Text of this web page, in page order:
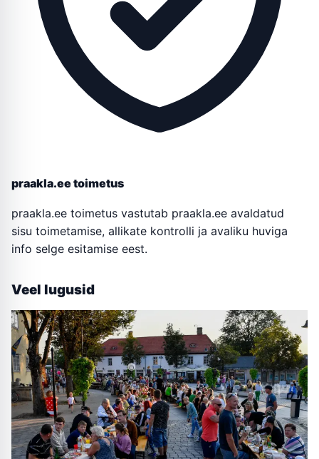
praakla.ee toimetus
praakla.ee toimetus vastutab praakla.ee avaldatud
sisu toimetamise, allikate kontrolli ja avaliku huviga
info selge esitamise eest.
Veel lugusid